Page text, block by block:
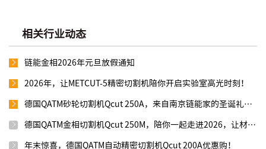
相关行业动态
链能金相2026年元旦放假通知
2026年，让METCUT-5精密切割机陪你开启实验室高光时刻！
德国QATM砂轮切割机Qcut 250A，来自南京链能家的圣诞礼物！
德国QATM金相切割机Qcut 250M，陪你一起走进2026，让材料切割快人一步！
年末惊喜，德国QATM自动精密切割机Qcut 200A优惠购！